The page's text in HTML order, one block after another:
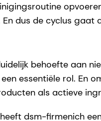
dus de cyclus gaat
behoefte aan
essentiële rol. En
als actieve
dsm-firmenich